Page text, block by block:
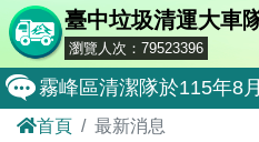
臺中垃圾清運大車
瀏覽人次：79523396
霧峰區清潔隊於115年8
大肚區清潔隊於115年8
首頁 最新消息